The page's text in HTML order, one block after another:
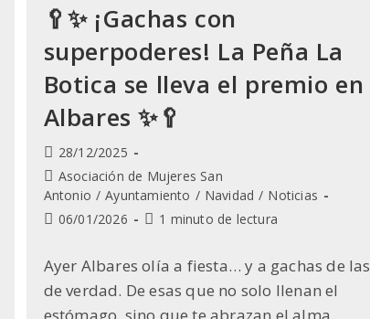
🥄✨ ¡Gachas con
superpoderes! La Peña La
Botica se lleva el premio en
Albares ✨🥄
Publicación
de
la
28/12/2025
Categoría
de
la
Asociación de Mujeres San
Antonio / Ayuntamiento / Navidad / Noticias
Última
la
entrada:
06/01/2026
Tiempo
1 minuto de lectura
Ayer Albares olía a fiesta… y a gachas de las
de verdad. De esas que no solo llenan el
estómago, sino que te abrazan el alma.